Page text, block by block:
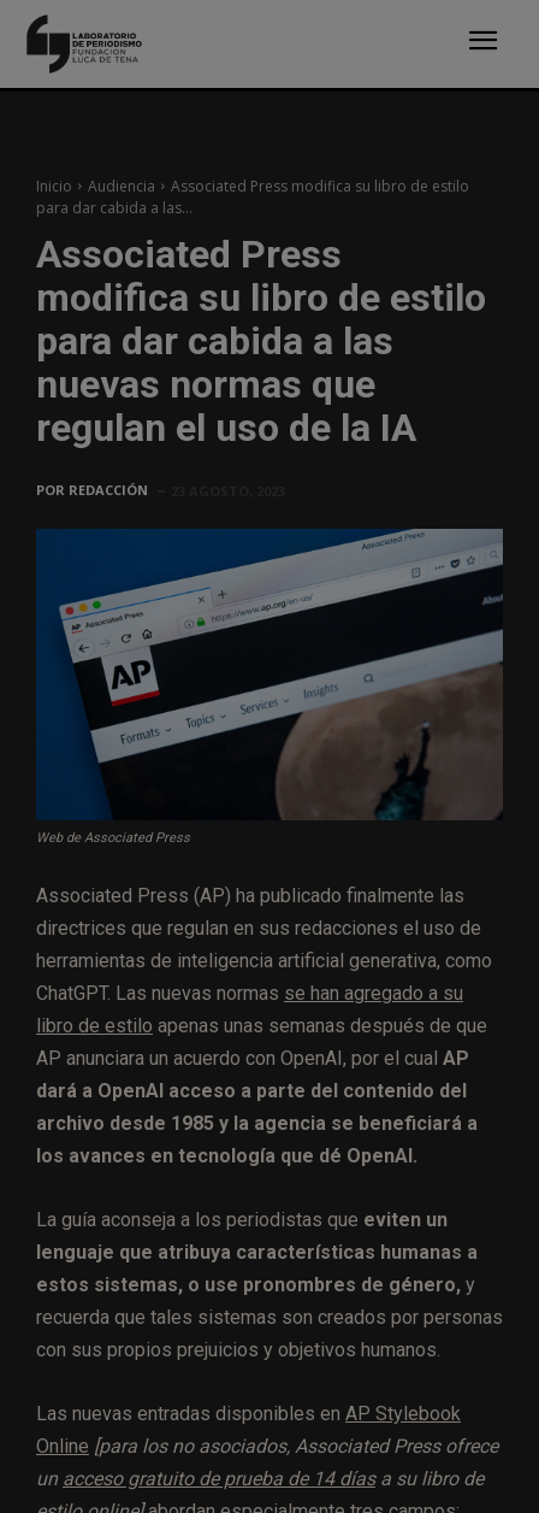
Inicio Audiencia
Associated Press modifica su libro de estilo
para dar cabida a las...
Associated Press
modifica su libro de estilo
para dar cabida a las
nuevas normas que
regulan el uso de la IA
POR REDACCIÓN
Web de Associated Press
Associated Press (AP) ha publicado finalmente las
directrices que regulan en sus redacciones el uso de
herramientas de inteligencia artificial generativa, como
ChatGPT. Las nuevas normas se han agregado a su
libro de estilo apenas unas semanas después de que
AP anunciara un acuerdo con OpenAI, por el cual AP
dará a OpenAI acceso a parte del contenido del
archivo desde 1985 y la agencia se beneficiará a
los avances en tecnología que dé OpenAI.
La guía aconseja a los periodistas que eviten un
lenguaje que atribuya características humanas a
estos sistemas, o use pronombres de género, y
recuerda que tales sistemas son creados por personas
con sus propios prejuicios y objetivos humanos.
Las nuevas entradas disponibles en AP Stylebook
Online [para los no asociados, Associated Press ofrece
un acceso gratuito de prueba de 14 díasa su libro de